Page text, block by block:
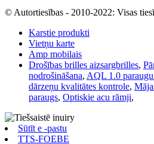
© Autortiesības - 2010-2022: Visas
Karstie produkti
Vietņu karte
Amp mobilais
Drošības brilles aizsargbrilles,
nodrošināšana, AQL 1.0 paraugu
dārzeņu kvalitātes kontrole,
paraugs, Optiskie acu rāmji,
Sūtīt e -pastu
TTS-FOEBE